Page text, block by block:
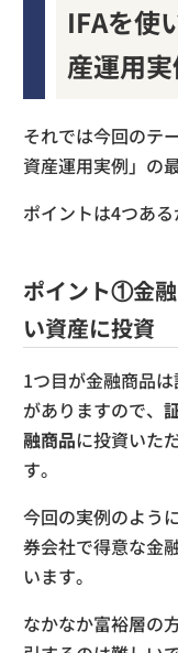
IFAを使
産運用
それでは今回のテ
資産運用実例」の
ポイントは4つある
ポイント①金
い資産に投資
1つ目が金融商品
がありますので、
融商品に投資いた
す。
今回の実例のよう
券会社で得意な金
います。
なかなか富裕層の